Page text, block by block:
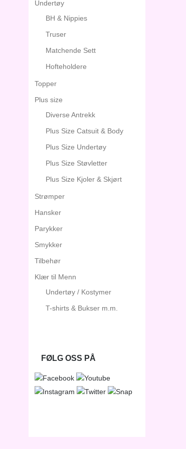
Undertøy
BH & Nippies
Truser
Matchende Sett
Hofteholdere
Topper
Plus size
Diverse Antrekk
Plus Size Catsuit & Body
Plus Size Undertøy
Plus Size Støvletter
Plus Size Kjoler & Skjørt
Strømper
Hansker
Parykker
Smykker
Tilbehør
Klær til Menn
Undertøy / Kostymer
T-shirts & Bukser m.m.
FØLG OSS PÅ